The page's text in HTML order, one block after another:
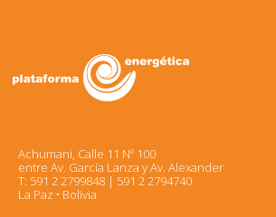
Achumani, Calle 11 Nº 100
entre Av. García Lanza y Av. Alexander
T: 591 2 2799848 | 591 2 2794740
La Paz • Bolivia